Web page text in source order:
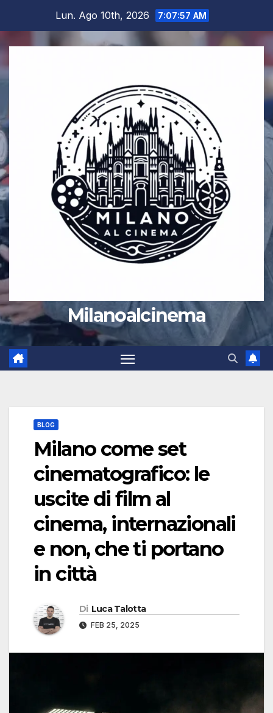
contenuto
Lun. Ago 10th, 2026 7:07:58 AM
Milanoalcinema
BLOG
Milano come set
cinematografico: le
uscite di film al
cinema, internazionali
e non, che ti portano
in città
Di Luca Talotta
FEB 25, 2025